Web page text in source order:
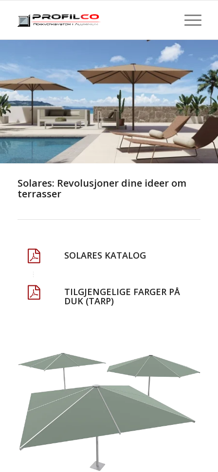
Solares: Revolusjoner dine ideer om
terrasser
SOLARES KATALOG
TILGJENGELIGE FARGER PÅ
DUK (TARP)